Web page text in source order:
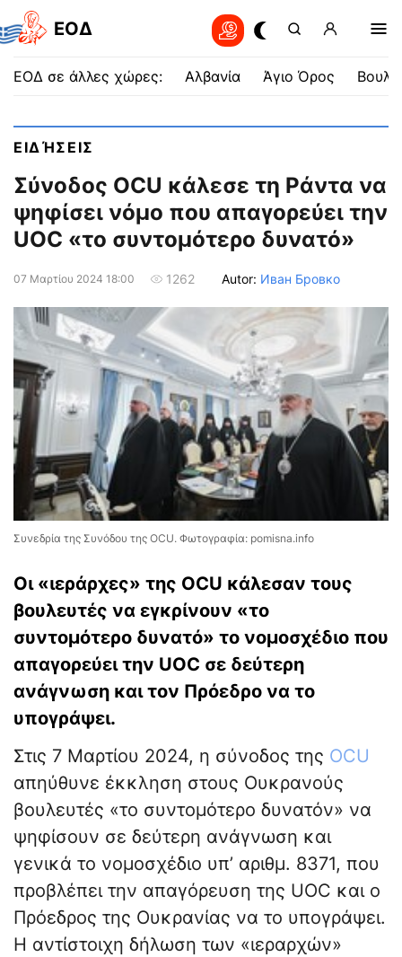
EOΔ
ΕΟΔ σε άλλες χώρες: Αλβανία Άγιο Όρος
ΕΙΔΉΣΕΙΣ
Σύνοδος OCU κάλεσε τη Ράντα να
ψηφίσει νόμο που απαγορεύει την
UOC «το συντομότερο δυνατό»
07 Μαρτίου 2024 18:00 1262 Autor: Иван Бровко
Συνεδρία της Συνόδου της OCU. Φωτογραφία: pomisna.info
Οι «ιεράρχες» της OCU κάλεσαν τους
βουλευτές να εγκρίνουν «το
συντομότερο δυνατό» το νομοσχέδιο που
απαγορεύει την UOC σε δεύτερη
ανάγνωση και τον Πρόεδρο να το
υπογράψει.
Στις 7 Μαρτίου 2024, η σύνοδος της OCU
απηύθυνε έκκληση στους Ουκρανούς
βουλευτές «το συντομότερο δυνατόν» να
ψηφίσουν σε δεύτερη ανάγνωση και
γενικά το νομοσχέδιο υπ’ αριθμ. 8371, που
προβλέπει την απαγόρευση της UOC και ο
Πρόεδρος της Ουκρανίας να το υπογράψει.
Η αντίστοιχη δήλωση των «ιεραρχών»